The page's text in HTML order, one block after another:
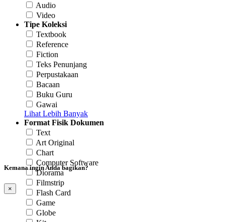
Audio
Video
Tipe Koleksi
Textbook
Reference
Fiction
Teks Penunjang
Perpustakaan
Bacaan
Buku Guru
Gawai
Lihat Lebih Banyak
Format Fisik Dokumen
Text
Art Original
Chart
Computer Software
Diorama
Filmstrip
Flash Card
Game
Globe
Kemana ingin Anda bagikan?
×